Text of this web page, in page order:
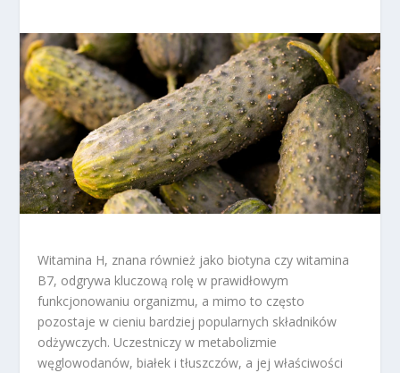
Witamina H, znana również jako biotyna czy witamina
B7, odgrywa kluczową rolę w prawidłowym
funkcjonowaniu organizmu, a mimo to często
pozostaje w cieniu bardziej popularnych składników
odżywczych. Uczestniczy w metabolizmie
węglowodanów, białek i tłuszczów, a jej właściwości